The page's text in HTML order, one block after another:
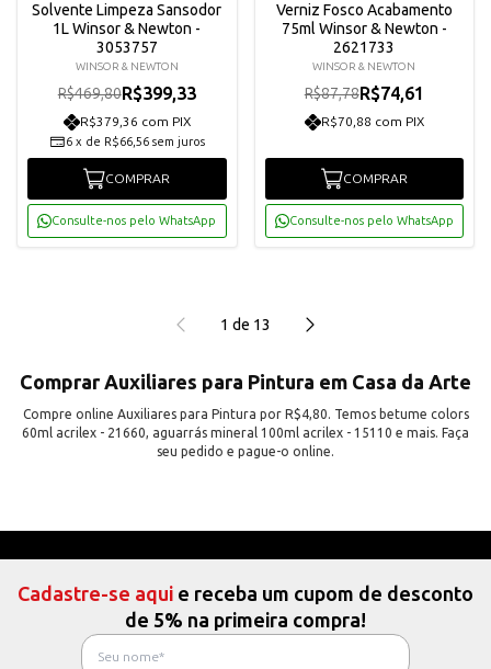
Solvente Limpeza Sansodor
1L Winsor & Newton -
3053757
WINSOR & NEWTON
R$469,80R$399,33
R$379,36 com PIX
6 x de R$66,56 sem juros
COMPRAR
Consulte-nos pelo WhatsApp
Verniz Fosco Acabamento
75ml Winsor & Newton -
2621733
WINSOR & NEWTON
R$87,78R$74,61
R$70,88 com PIX
COMPRAR
Consulte-nos pelo WhatsApp
1 de 13
Comprar Auxiliares para Pintura em Casa da Arte
Compre online Auxiliares para Pintura por R$4,80. Temos betume colors
60ml acrilex - 21660, aguarrás mineral 100ml acrilex - 15110 e mais. Faça
seu pedido e pague-o online.
Cadastre-se aqui e receba um cupom de desconto
de 5% na primeira compra!